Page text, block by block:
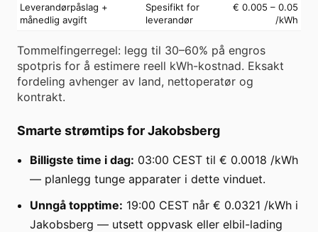
Leverandørpåslag +
månedlig avgift
Spesifikt for
leverandør
€ 0.005 – 0.05
/kWh
Tommelfingerregel: legg til 30–60% på engros
spotpris for å estimere reell kWh-kostnad. Eksakt
fordeling avhenger av land, nettoperatør og
kontrakt.
Smarte strømtips for Jakobsberg
Billigste time i dag: 03:00 CEST til € 0.0018 /kWh
— planlegg tunge apparater i dette vinduet.
Unngå topptime: 19:00 CEST når € 0.0321 /kWh i
Jakobsberg — utsett oppvask eller elbil-lading